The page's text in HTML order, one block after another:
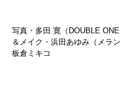
写真・多田 寛（DOUBLE
＆メイク・浜田あゆみ（メ
板倉ミキコ